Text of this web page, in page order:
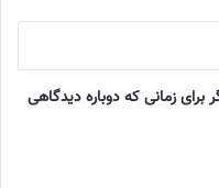
برای زمانی که دوباره دیدگاهی